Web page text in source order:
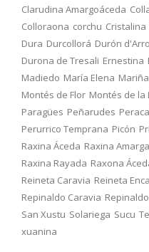
Clarudina Amargoáceda
Colloraona corchu Cristalina
Dura Durcollorá Durón
Durona de Tresali Ernestina
Madiedo María Elena
Montés de Flor Montés de la
Paragües Peñarudes
Perurrico Temprana Picón
Raxina Áceda Raxina Amarga
Raxina Rayada Raxona
Reineta Caravia Reineta
Repinaldo Caravia
San Xustu Solariega Sucu
xuanina